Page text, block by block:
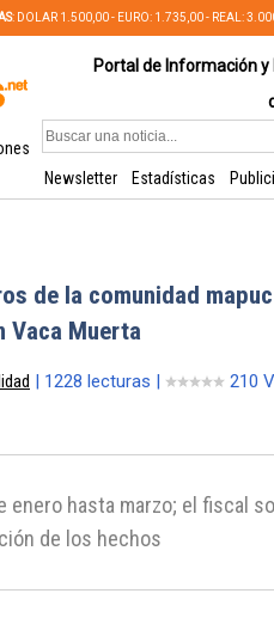
: DOLAR 1.500,00 - EURO: 1.735,00 - REAL:
Portal de Información
Newsletter
Estadísticas
de la comunidad
Vaca Muerta
| 1228 lecturas | 210
enero hasta marzo; el fiscal
de los hechos